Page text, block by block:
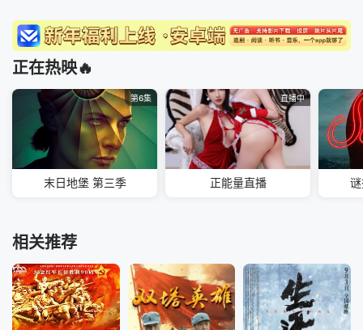
正在热映🔥
第6集
末日地堡 第三季
直播中
正能量直播
相关推荐